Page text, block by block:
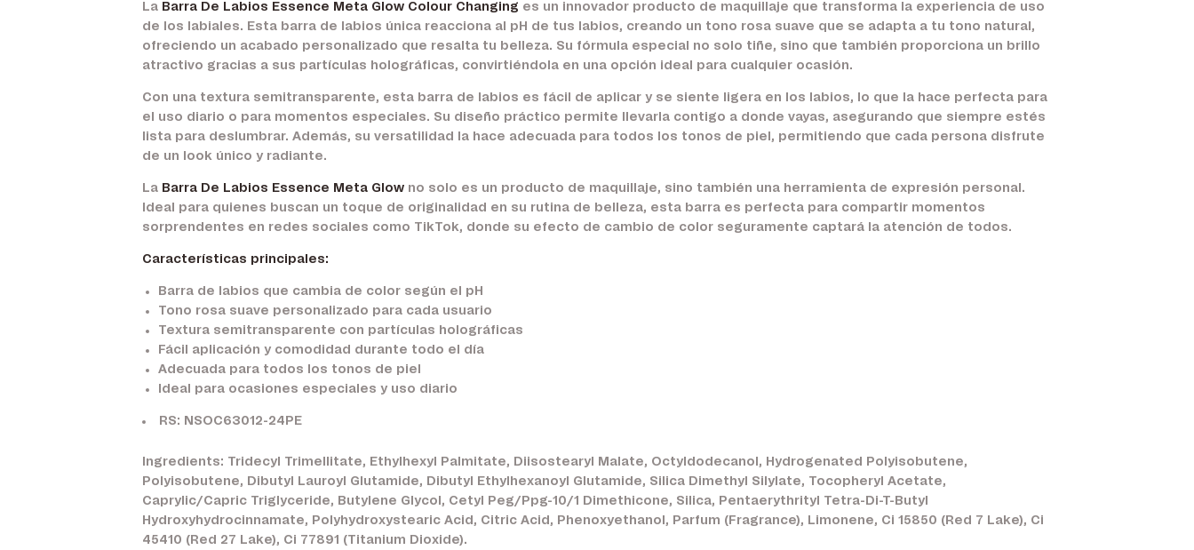
La Barra De Labios Essence Meta Glow Colour Changing es un innovador producto de maquillaje que transforma la experiencia de uso
de los labiales. Esta barra de labios única reacciona al pH de tus labios, creando un tono rosa suave que se adapta a tu tono natural,
ofreciendo un acabado personalizado que resalta tu belleza. Su fórmula especial no solo tiñe, sino que también proporciona un brillo
atractivo gracias a sus partículas holográficas, convirtiéndola en una opción ideal para cualquier ocasión.
Con una textura semitransparente, esta barra de labios es fácil de aplicar y se siente ligera en los labios, lo que la hace perfecta para
el uso diario o para momentos especiales. Su diseño práctico permite llevarla contigo a donde vayas, asegurando que siempre estés
lista para deslumbrar. Además, su versatilidad la hace adecuada para todos los tonos de piel, permitiendo que cada persona disfrute
de un look único y radiante.
La Barra De Labios Essence Meta Glow no solo es un producto de maquillaje, sino también una herramienta de expresión personal.
Ideal para quienes buscan un toque de originalidad en su rutina de belleza, esta barra es perfecta para compartir momentos
sorprendentes en redes sociales como TikTok, donde su efecto de cambio de color seguramente captará la atención de todos.
Características principales:
Barra de labios que cambia de color según el pH
Tono rosa suave personalizado para cada usuario
Textura semitransparente con partículas holográficas
Fácil aplicación y comodidad durante todo el día
Adecuada para todos los tonos de piel
Ideal para ocasiones especiales y uso diario
RS: NSOC63012-24PE
Ingredients: Tridecyl Trimellitate, Ethylhexyl Palmitate, Diisostearyl Malate, Octyldodecanol, Hydrogenated Polyisobutene,
Polyisobutene, Dibutyl Lauroyl Glutamide, Dibutyl Ethylhexanoyl Glutamide, Silica Dimethyl Silylate, Tocopheryl Acetate,
Caprylic/Capric Triglyceride, Butylene Glycol, Cetyl Peg/Ppg-10/1 Dimethicone, Silica, Pentaerythrityl Tetra-Di-T-Butyl
Hydroxyhydrocinnamate, Polyhydroxystearic Acid, Citric Acid, Phenoxyethanol, Parfum (Fragrance), Limonene, Ci 15850 (Red 7 Lake), Ci
45410 (Red 27 Lake), Ci 77891 (Titanium Dioxide).